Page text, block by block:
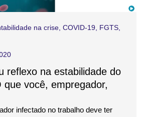
na crise, COVID-19, FGTS,
reflexo na estabilidade do
que você, empregador,
infectado no trabalho deve ter